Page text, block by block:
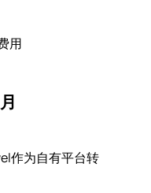
用
作为自有平台转